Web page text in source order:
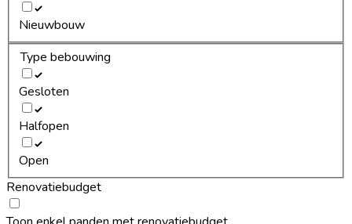
Nieuwbouw
Type bebouwing
Gesloten
Halfopen
Open
Renovatiebudget